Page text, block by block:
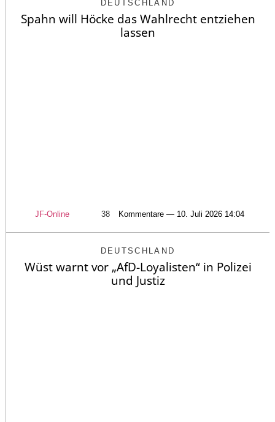
DEUTSCHLAND
Spahn will Höcke das Wahlrecht entziehen
lassen
JF-Online 38 Kommentare — 10. Juli 2026 14:04
DEUTSCHLAND
Wüst warnt vor „AfD-Loyalisten“ in Polizei
und Justiz